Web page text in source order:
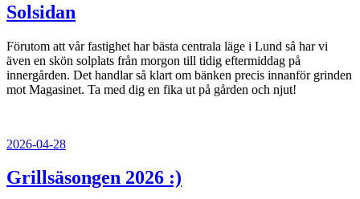
Solsidan
Förutom att vår fastighet har bästa centrala läge i Lund så har vi
även en skön solplats från morgon till tidig eftermiddag på
innergården. Det handlar så klart om bänken precis innanför grinden
mot Magasinet. Ta med dig en fika ut på gården och njut!
Publicerat
2026-04-28
Grillsäsongen 2026 :)